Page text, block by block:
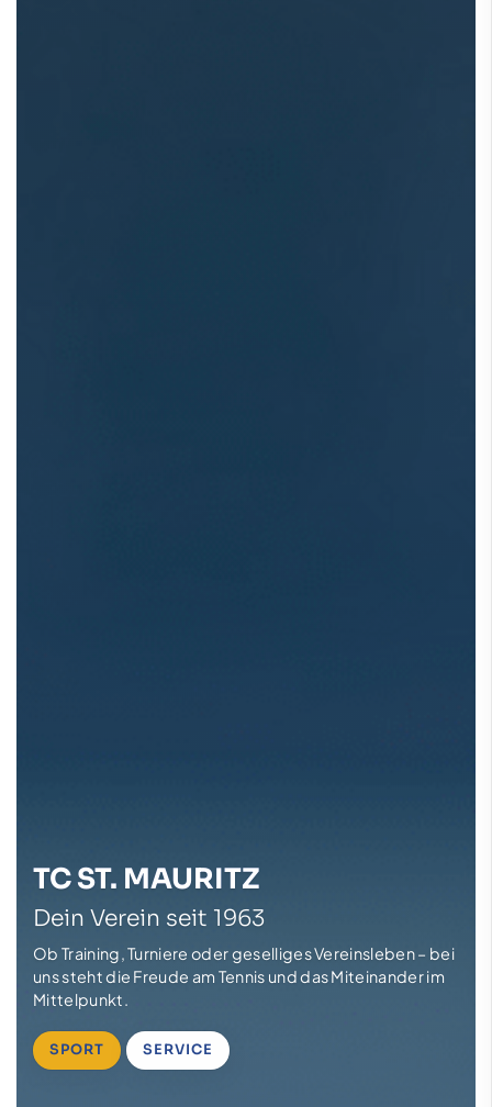
TC ST. MAURITZ
Dein Verein seit 1963
Ob Training, Turniere oder geselliges Vereinsleben – bei
uns steht die Freude am Tennis und das Miteinander im
Mittelpunkt.
SPORT SERVICE